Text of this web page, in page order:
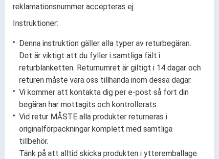
reklamationsnummer accepteras ej.
Instruktioner:
Denna instruktion gäller alla typer av returbegäran.
Det är viktigt att du fyller i samtliga fält i
returblanketten. Returnumret är giltigt i 14 dagar och
returen måste vara oss tillhanda inom dessa dagar.
Vi kommer att kontakta dig per e-post så fort din
begäran har mottagits och kontrollerats.
Vid retur MÅSTE alla produkter returneras i
originalförpackningar komplett med samtliga
tillbehör.
Tänk på att alltid skicka produkten i ytteremballage